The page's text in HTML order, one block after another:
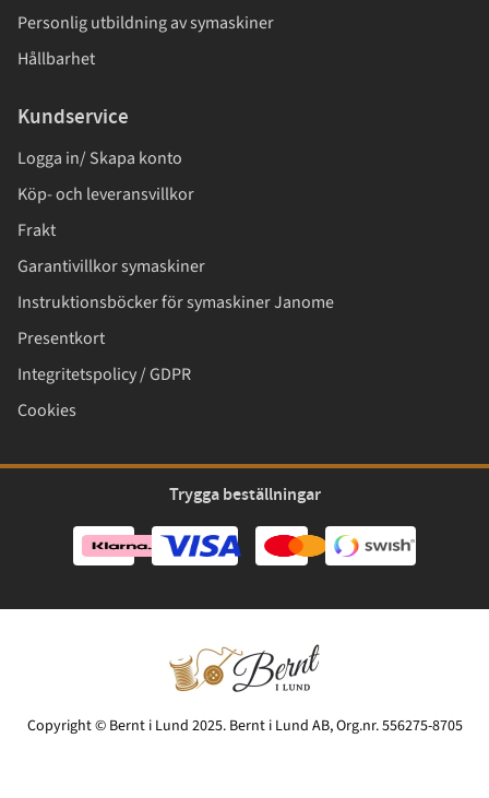
Personlig utbildning av symaskiner
Hållbarhet
Kundservice
Logga in/ Skapa konto
Köp- och leveransvillkor
Frakt
Garantivillkor symaskiner
Instruktionsböcker för symaskiner Janome
Presentkort
Integritetspolicy / GDPR
Cookies
Trygga beställningar
Copyright © Bernt i Lund 2025. Bernt i Lund AB, Org.nr. 556275-8705